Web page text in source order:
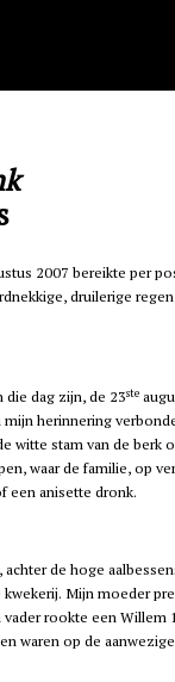
2007 bereikte per
druilerige
die dag zijn, de 23ste
herinnering
witte stam van de berk
waar de familie, op
een anisette dronk.
achter de hoge
kwekerij. Mijn moeder
vader rookte een Willem
waren op de